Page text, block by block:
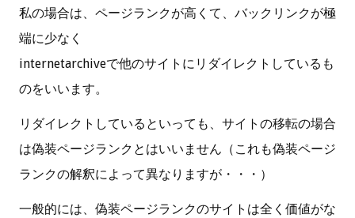
私の場合は、ページランクが高くて、バックリンクが極
端に少なく
internetarchiveで他のサイトにリダイレクトしているも
のをいいます。
リダイレクトしているといっても、サイトの移転の場合
は偽装ページランクとはいいません（これも偽装ページ
ランクの解釈によって異なりますが・・・）
一般的には、偽装ページランクのサイトは全く価値がな